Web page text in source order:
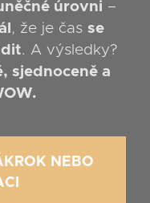
úrovni –
, že je čas se
. A výsledky?
sjednoceně a
NEBO